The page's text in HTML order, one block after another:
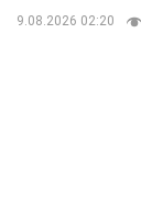
9.08.2026 02:20